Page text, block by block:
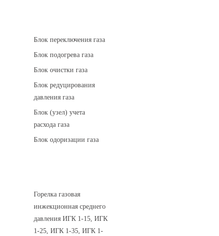
Блок переключения газа
Блок подогрева газа
Блок очистки газа
Блок редуцирования
давления газа
Блок (узел) учета
расхода газа
Блок одоризации газа
Горелка газовая
инжекционная среднего
давления ИГК 1-15, ИГК
1-25, ИГК 1-35, ИГК 1-